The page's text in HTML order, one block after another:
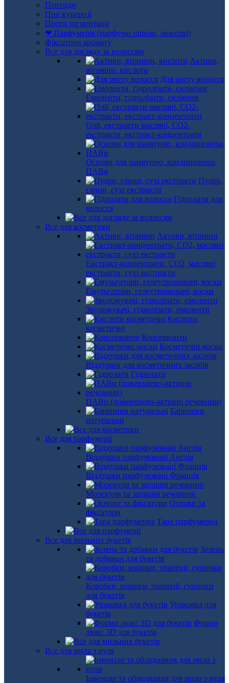
Пептиди
При куперозі
Проти пігментації
❤ Парфумерія (парфуми нішові, люксові)
Фіксатори аромату
Все для догляду за волоссям
Активи,
вітаміни, кислоти
Для росту волосся
Емоленти, гідролізати, силікони
Олії, екстракти масляні, СО2-
екстракти, екстракт-концентрати
Основи для шампуню, кондиціонера,
ПАВи
Пудри,
глини, сухі екстракти
Гідролати для
волосся
Все для косметики
Активи, вітаміни
Екстракт-концентрати, СО2, масляні
екстракти, сухі екстракти
Емульгатори, гелеутворювачі, воски
Зволожувачі, гідролізати, емоленти
Кислоти
косметичні
Консерванти
Косметичні маски
Віддушки для косметичних засобів
Гідролати
ПАВи (поверхнево-активні речовини)
Барвники
натуральні
Все для парфумерії
Віддушки парфумовані Англія
Віддушки парфумовані Франція
Молекули та запашні речовини
Основи та
фіксатори
Тара парфумерна
Все для мильних букетів
Зелень
та добавки для букетів
Коробки, кошики, трапеції, супники
для букетів
Упаковка для
букетів
Форми
люкс 3D для букетів
Все для мила з нуля
Інвентар та обладнання для мила з нуля